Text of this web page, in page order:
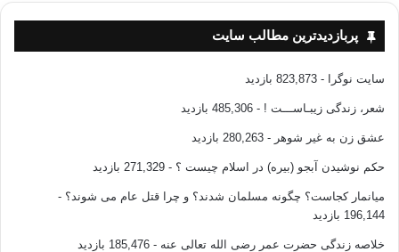
پربازدیدترین مطالب سایت
سایت نوگرا - 823,873 بازدید
شعر، زندگی زیبـاســـت ! - 485,306 بازدید
عشق زن به غیر شوهر - 280,263 بازدید
حکم نوشیدن آبجو (بیره) در اسلام چیست ؟ - 271,329 بازدید
میانمار کجاست؟ چگونه مسلمان شدند؟ و چرا قتل عام می شوند؟ -
196,144 بازدید
خلاصه زندگی حضرت عمر رضی الله تعالی عنه - 185,476 بازدید